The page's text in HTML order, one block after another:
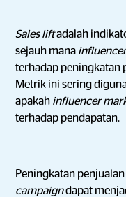
Sales liftadalah
sejauh mana
terhadap peningkatan
Metrik ini sering
apakah influencer
terhadap pendapatan.
Peningkatan
campaigndapat